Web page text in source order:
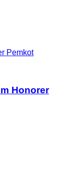
Pemkot
Honorer